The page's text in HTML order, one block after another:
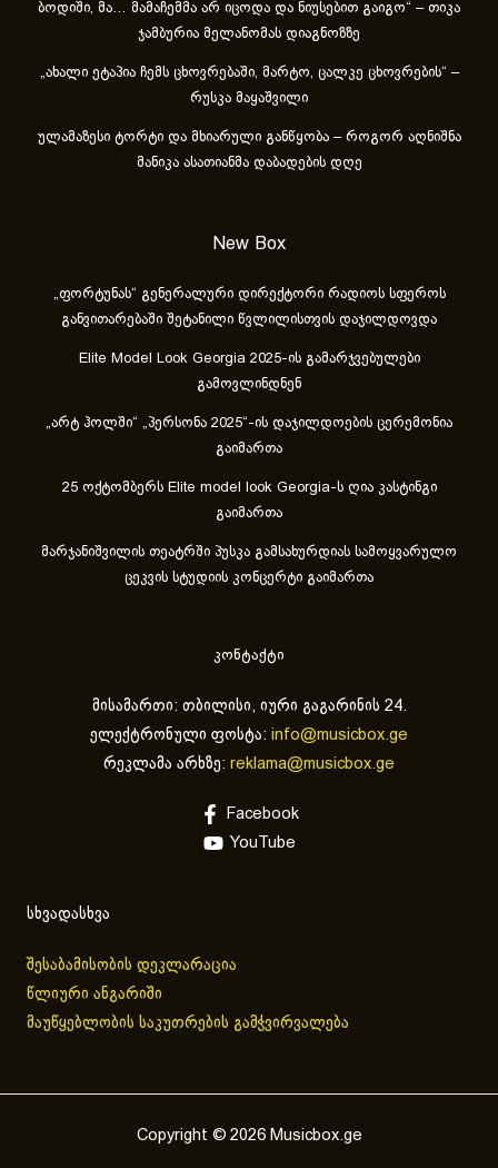
ბოდიში, მა… მამაჩემმა არ იცოდა და ნიუსებით გაიგო“ – თიკა
ჯამბურია მელანომას დიაგნოზზე
„ახა­ლი ეტა­პია ჩემს ცხოვ­რე­ბა­ში, მარ­ტო, ცალ­კე ცხოვ­რე­ბის“ –
რუსკა მაყაშვილი
ულამაზესი ტორტი და მხიარული განწყობა – როგორ აღნიშნა
მანიკა ასათიანმა დაბადების დღე
New Box
„ფორტუნას“ გენერალური დირექტორი რადიოს სფეროს
განვითარებაში შეტანილი წვლილისთვის დაჯილდოვდა
Elite Model Look Georgia 2025-ის გამარჯვებულები
გამოვლინდნენ
„არტ ჰოლში“ „პერსონა 2025“-ის დაჯილდოების ცერემონია
გაიმართა
25 ოქტომბერს Elite model look Georgia-ს ღია კასტინგი
გაიმართა
მარჯანიშვილის თეატრში პუსკა გამსახურდიას სამოყვარულო
ცეკვის სტუდიის კონცერტი გაიმართა
კონტაქტი
მისამართი: თბილისი, იური გაგარინის 24.
ელექტრონული ფოსტა: info@musicbox.ge
რეკლამა არხზე: reklama@musicbox.ge
Facebook
YouTube
სხვადასხვა
შესაბამისობის დეკლარაცია
წლიური ანგარიში
მაუწყებლობის საკუთრების გამჭვირვალება
Copyright © 2026 Musicbox.ge